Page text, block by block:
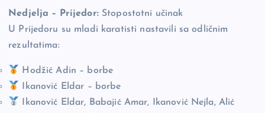
Nedjelja – Prijedor:Stopostotni učinak
U Prijedoru su mladi karatisti nastavili sa odličnim
rezultatima:
Hodžić Adin – borbe
Ikanović Eldar – borbe
Ikanović Eldar, Babajić Amar, Ikanović Nejla, Alić